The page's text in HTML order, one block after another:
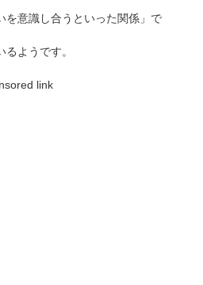
を意識し合うといった関係」で
ようです。
link